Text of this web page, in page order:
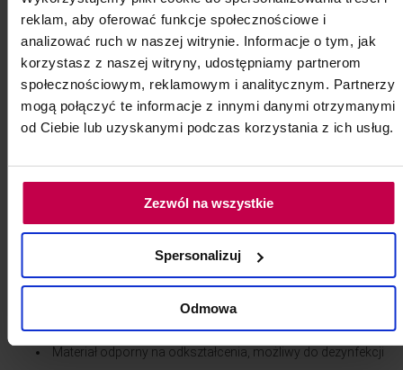
reklam, aby oferować funkcje społecznościowe i
analizować ruch w naszej witrynie. Informacje o tym, jak
korzystasz z naszej witryny, udostępniamy partnerom
społecznościowym, reklamowym i analitycznym. Partnerzy
mogą połączyć te informacje z innymi danymi otrzymanymi
od Ciebie lub uzyskanymi podczas korzystania z ich usług.
Zezwól na wszystkie
Spersonalizuj
Odmowa
Profesjonalny drut niklowo-tytanowyw formie sztangi to
niezawodny materiał wykorzystywany w korekcji wrastających
paznokci oraz w technikach ortonyksyjnych. Dzięki połączeniu
niklu i tytanu charakteryzuje sięwysoką sprężystością,
elastycznością oraz pamięcią kształtu, co pozwala skutecznie
korygować tor wzrostu płytki paznokcia bez nadmiernego nacisku
i dyskomfortu dla pacjenta.
delikatnych i trudnodostępnych miejsc.
Najważniejsze cechy:
Materiał: niklowo-tytanowy– elastyczny, sprężysty, z
Materiał odporny na odkształcenia, możliwy do dezynfekcji